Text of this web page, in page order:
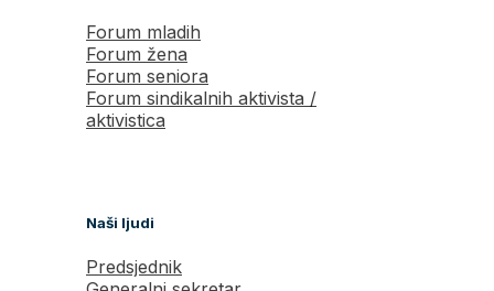
Forum mladih
Forum žena
Forum seniora
Forum sindikalnih aktivista /
aktivistica
Naši ljudi
Predsjednik